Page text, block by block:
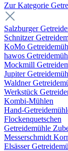
Zur Kategorie
Salzburger
Schnitzer
KoMo
hawos
Mockmill
Jupiter
Waldner
Werkstück
Kombi-Mühlen
Hand-
Flockenquetschen
Getreidemühle
Messerschmidt
Elsässer